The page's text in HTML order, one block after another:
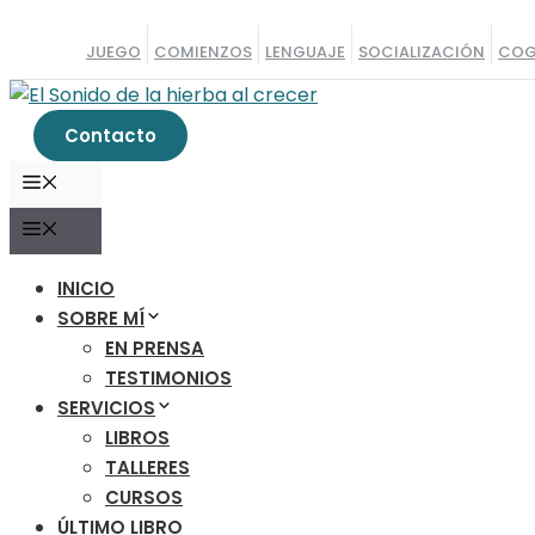
contenido
JUEGO COMIENZOS LENGUAJE SOCIALIZACIÓN
Contacto
INICIO
SOBRE MÍ
EN PRENSA
TESTIMONIOS
SERVICIOS
LIBROS
TALLERES
CURSOS
ÚLTIMO LIBRO